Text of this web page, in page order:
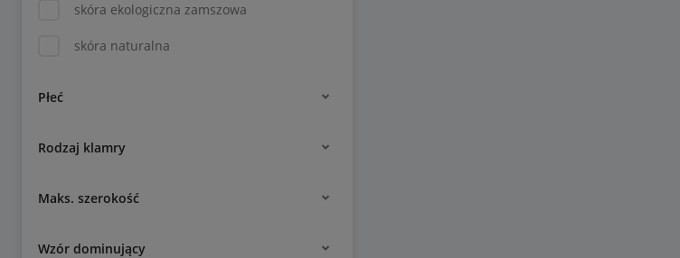
skóra ekologiczna zamszowa
skóra naturalna
Płeć
Rodzaj klamry
Maks. szerokość
Wzór dominujący